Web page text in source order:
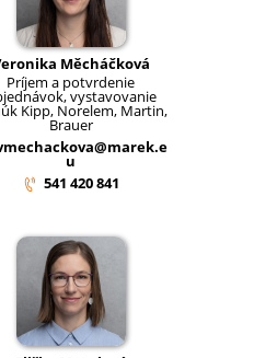
Měcháčková
Príjem a potvrdenie
vystavovanie
Kipp, Norelem, Martin,
Brauer
u
541 420 841